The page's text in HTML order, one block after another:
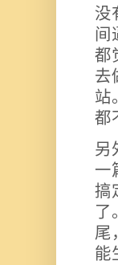
没
间
都
去
站
都
另
一
搞
了
尾
能